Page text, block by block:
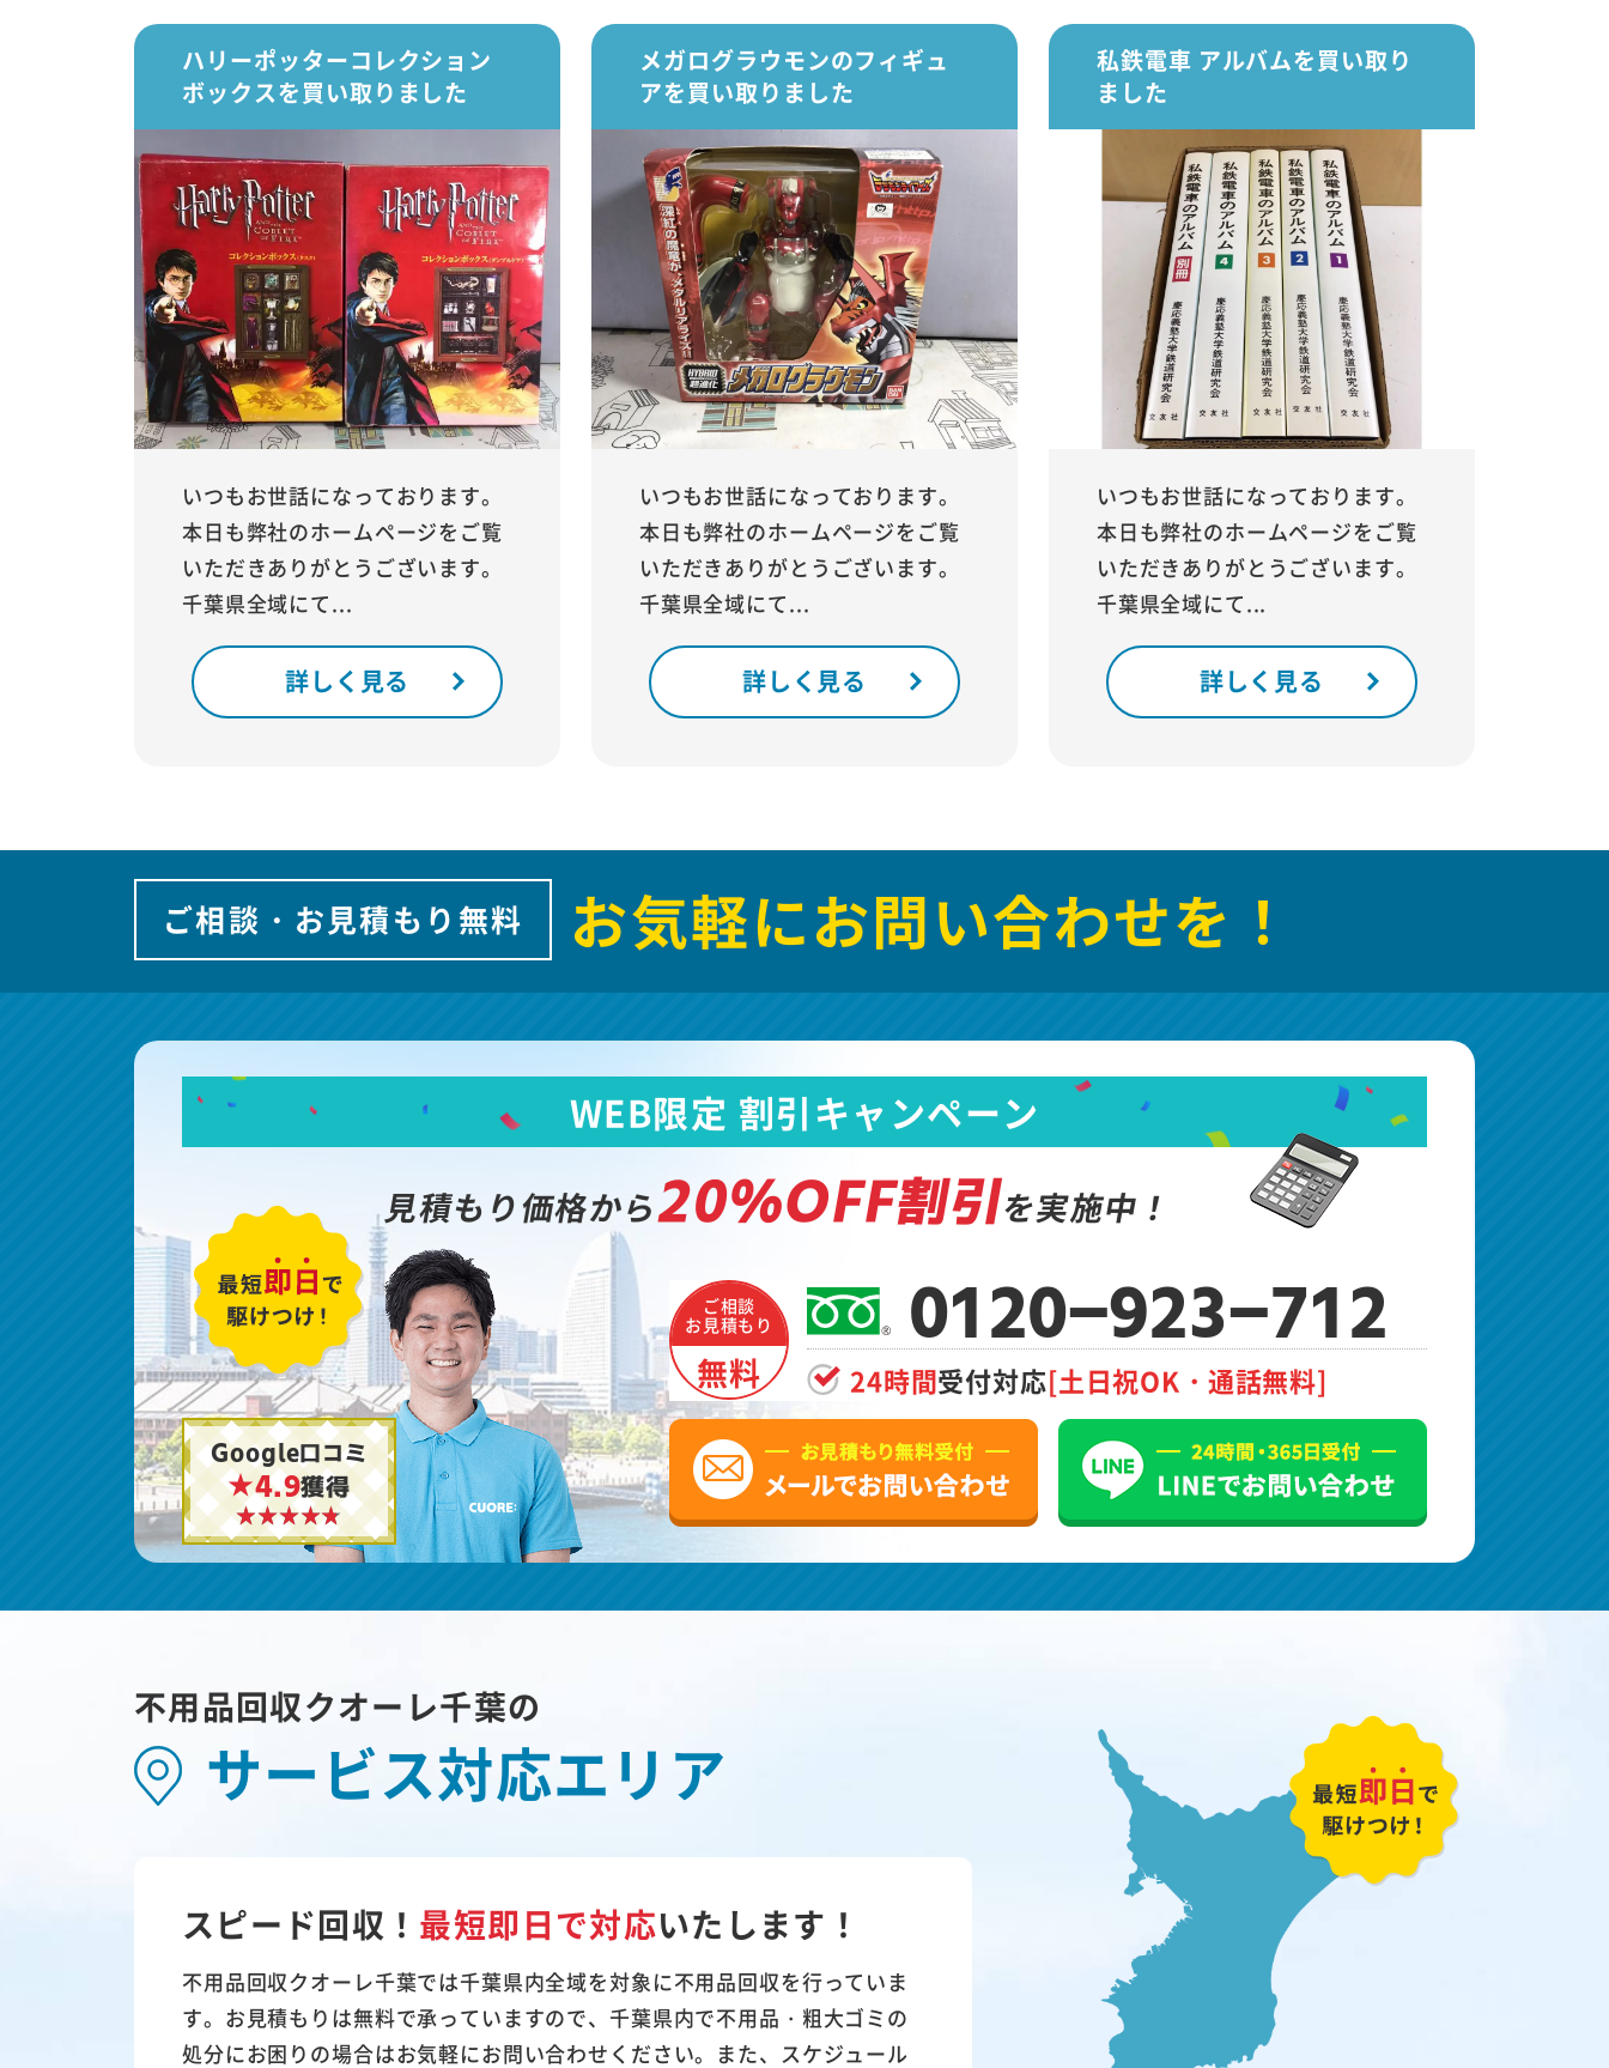
ハリーポッターコレクション
ボックスを買い取りました
いつもお世話になっております。
本日も弊社のホームページをご覧
いただきありがとうございます。
千葉県全域にて...
詳しく見る
メガログラウモンのフィギュ
アを買い取りました
いつもお世話になっております。
本日も弊社のホームページをご覧
いただきありがとうございます。
千葉県全域にて...
詳しく見る
私鉄電車 アルバムを買い取り
ました
いつもお世話になっております。
本日も弊社のホームページをご覧
いただきありがとうございます。
千葉県全域にて...
詳しく見る
ご相談・お見積もり無料 お気軽にお問い合わせを！
Google口コミ
★4.9獲得
WEB限定 割引キャンペーン
見積もり価格から20%OFF割引を実施中！
ご相談
お見積もり
無料
0120-923-712
24時間受付対応[土日祝OK・通話無料]
不用品回収クオーレ千葉の
サービス対応エリア
スピード回収！ 最短即日で対応いたします！
不用品回収クオーレ千葉では千葉県内全域を対象に不用品回収を行っていま
す。お見積もりは無料で承っていますので、千葉県内で不用品・粗大ゴミの
処分にお困りの場合はお気軽にお問い合わせください。また、スケジュール